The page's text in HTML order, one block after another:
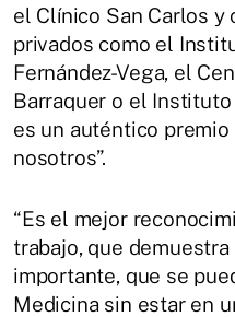
el Clínico San Carlos
privados como el
Fernández-Vega, el
Barraquer o el
es un auténtico
nosotros”.
“Es el mejor
trabajo, que
importante, que se
Medicina sin estar en